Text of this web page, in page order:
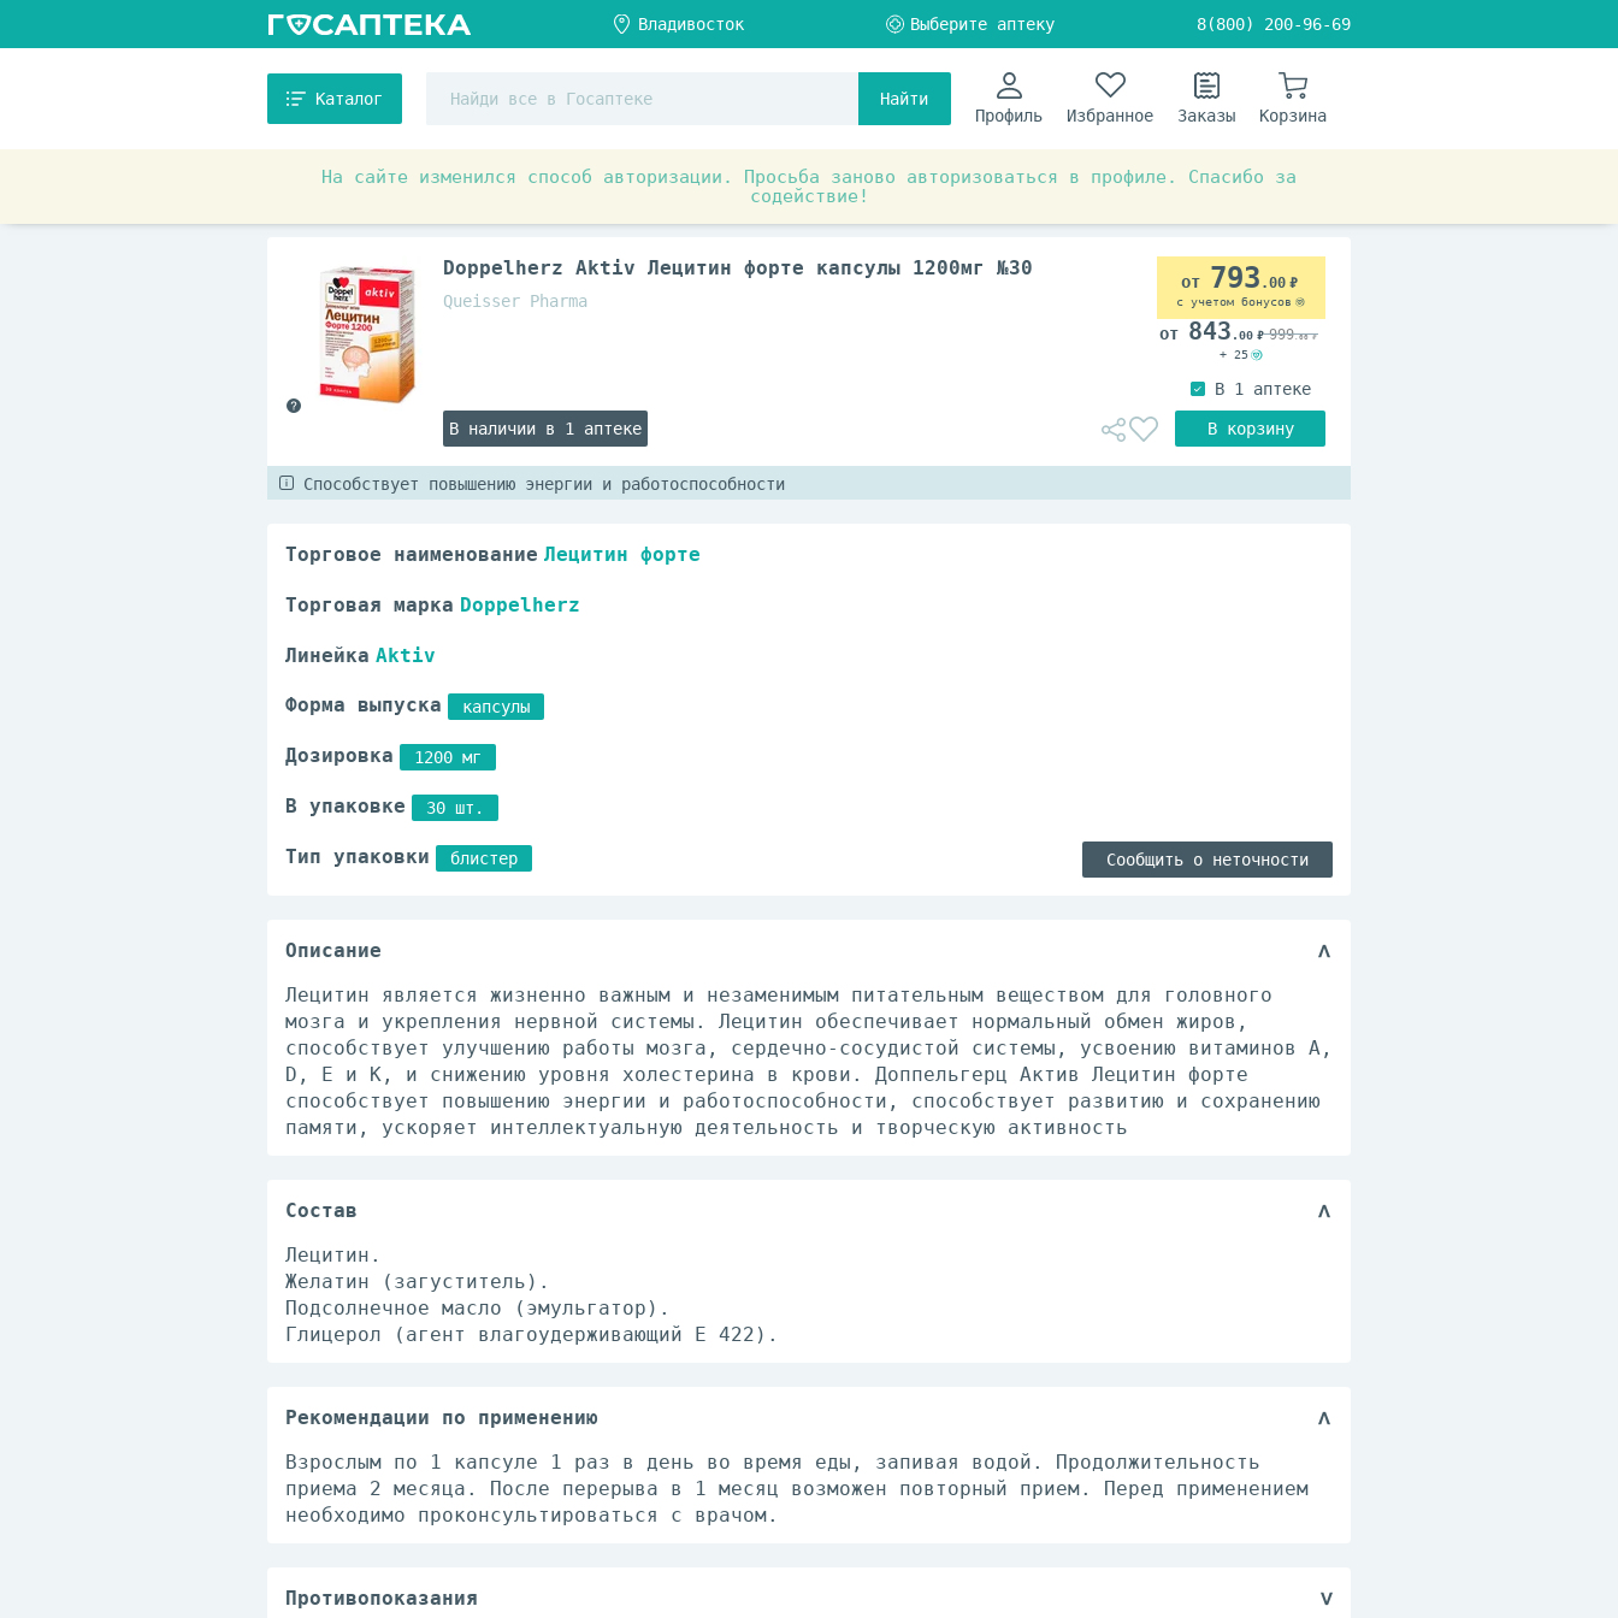
8(800) 200-96-69
Каталог
Найти
Профиль
Избранное Заказы Корзина
На сайте изменился способ авторизации. Просьба заново авторизоваться в профиле. Спасибо за
содействие!
Витамины и витаминно-минеральные комплексы
Doppelherz Aktiv Лецитин форте капсулы 1200мг №30
Queisser Pharma
В наличии в 1 аптеке
793 .00
с учетом бонусов
843 .00 999.00
+ 25
Способствует повышению энергии и работоспособности
Торговое наименование Лецитин форте
Торговая марка Doppelherz
Линейка Aktiv
Форма выпуска капсулы
Дозировка 1200 мг
В упаковке 30 шт.
Тип упаковки блистер Сообщить о неточности
Описание
Лецитин является жизненно важным и незаменимым питательным веществом для головного
мозга и укрепления нервной системы. Лецитин обеспечивает нормальный обмен жиров,
способствует улучшению работы мозга, сердечно-сосудистой системы, усвоению витаминов А,
D, Е и К, и снижению уровня холестерина в крови. Доппельгерц Актив Лецитин форте
способствует повышению энергии и работоспособности, способствует развитию и сохранению
памяти, ускоряет интеллектуальную деятельность и творческую активность
Состав
Лецитин.
Желатин (загуститель).
Подсолнечное масло (эмульгатор).
Глицерол (агент влагоудерживающий Е 422).
Рекомендации по применению
Взрослым по 1 капсуле 1 раз в день во время еды, запивая водой. Продолжительность
приема 2 месяца. После перерыва в 1 месяц возможен повторный прием. Перед применением
необходимо проконсультироваться с врачом.
Противопоказания